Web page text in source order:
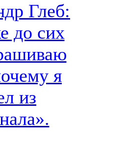
Глеб:
до сих
я
из